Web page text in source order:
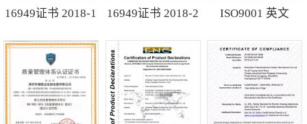
16949证书 2018-1 16949证书 2018-2 ISO9001 英文